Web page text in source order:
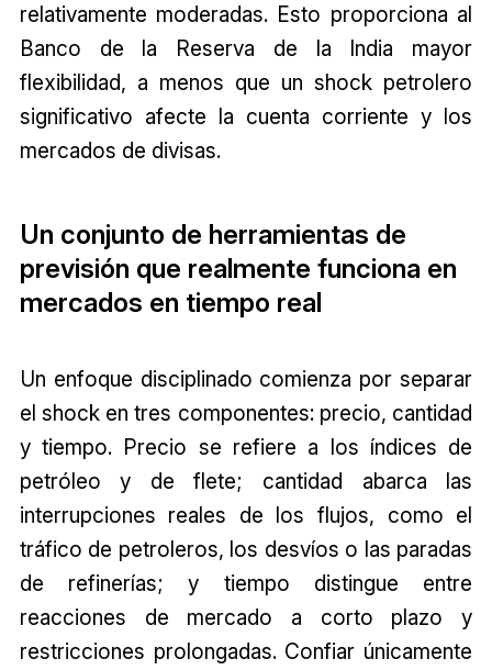
relativamente moderadas. Esto proporciona al
Banco de la Reserva de la India mayor
flexibilidad, a menos que un shock petrolero
significativo afecte la cuenta corriente y los
mercados de divisas.
Un conjunto de herramientas de
previsión que realmente funciona en
mercados en tiempo real
Un enfoque disciplinado comienza por separar
el shock en tres componentes: precio, cantidad
y tiempo. Precio se refiere a los índices de
petróleo y de flete; cantidad abarca las
interrupciones reales de los flujos, como el
tráfico de petroleros, los desvíos o las paradas
de refinerías; y tiempo distingue entre
reacciones de mercado a corto plazo y
restricciones prolongadas. Confiar únicamente